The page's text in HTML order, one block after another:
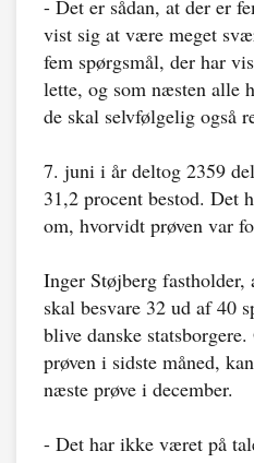
- Det er sådan, at der er
vist sig at være meget
fem spørgsmål, der har
lette, og som næsten alle
de skal selvfølgelig også
7. juni i år deltog 2359
31,2 procent bestod. Det
om, hvorvidt prøven var
Inger Støjberg
skal besvare 32 ud af 40
blive danske
prøven i sidste måned,
næste prøve i december.
- Det har ikke været på